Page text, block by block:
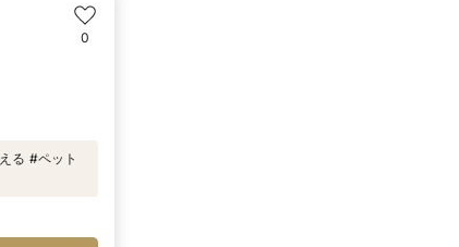
0
る #ペット